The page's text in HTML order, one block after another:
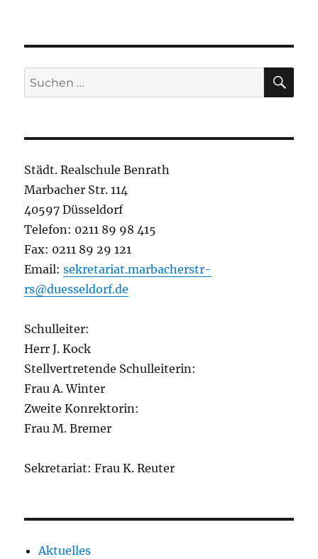
Suchen
nach:
Städt. Realschule Benrath
Marbacher Str. 114
40597 Düsseldorf
Telefon: 0211 89 98 415
Fax: 0211 89 29 121
Email:sekretariat.marbacherstr-
rs@duesseldorf.de
Schulleiter:
Herr J. Kock
Stellvertretende Schulleiterin:
Frau A. Winter
Zweite Konrektorin:
Frau M. Bremer
Sekretariat: Frau K. Reuter
Aktuelles